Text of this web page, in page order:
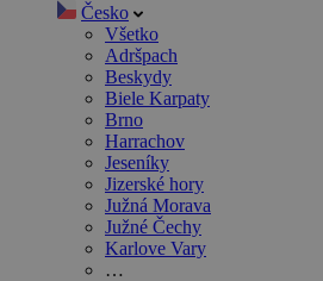
Česko
Všetko
Adršpach
Beskydy
Biele Karpaty
Brno
Harrachov
Jeseníky
Jizerské hory
Južná Morava
Južné Čechy
Karlove Vary
…